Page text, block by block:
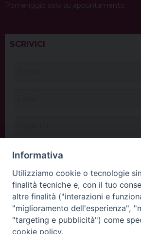
Pomeriggio solo su appuntamento.
SCRIVICI
Informativa
Utilizziamo cookie o tecnologie
finalità tecniche e, con il tuo
altre finalità ("interazioni e
"miglioramento dell'esperienza",
"targeting e pubblicità") come
cookie policy.